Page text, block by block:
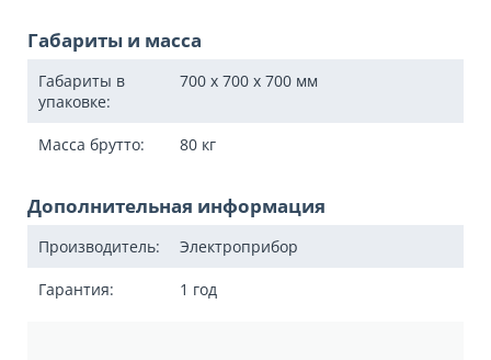
Габариты и масса
Габариты в
упаковке:
700 x 700 x 700 мм
Масса брутто: 80 кг
Дополнительная информация
Производитель: Электроприбор
Гарантия: 1 год